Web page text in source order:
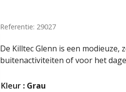
Referentie: 29027
De Killtec Glenn is een
buitenactiviteiten of voor het
Kleur : Grau